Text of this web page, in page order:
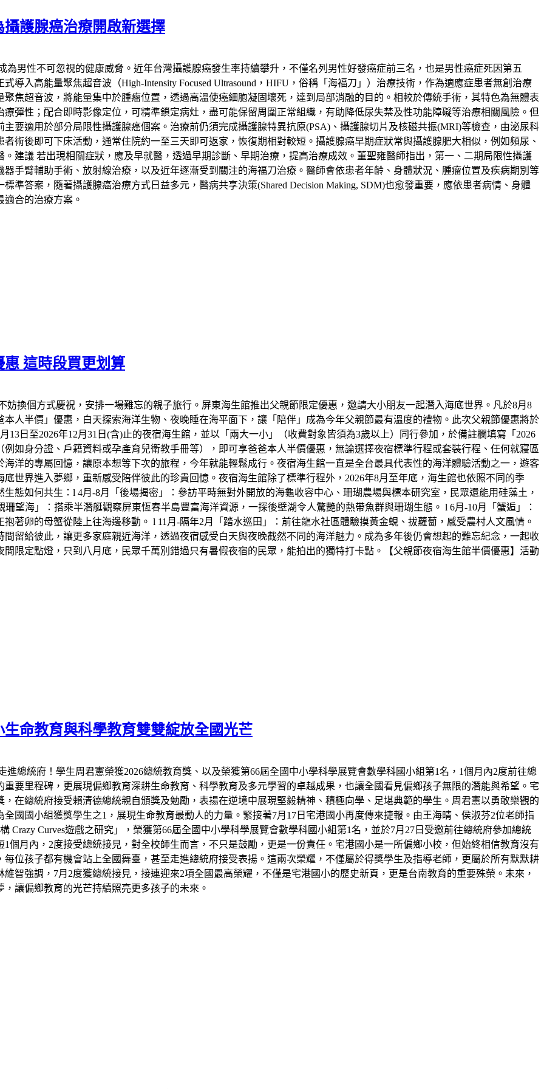
護腺癌治療開啟新選擇
男性不可忽視的健康威脅。近年台灣攝護腺癌發生率持續攀升，不僅名列男性好發癌症前三名，也是男性癌症死因第五
導入高能量聚焦超音波（High-Intensity Focused Ultrasound，HIFU，俗稱「海福刀」）治療技術，作為適應症患者無創治療
焦超音波，將能量集中於腫瘤位置，透過高溫使癌細胞凝固壞死，達到局部消融的目的。相較於傳統手術，其特色為無體表
彈性；配合即時影像定位，可精準鎖定病灶，盡可能保留周圍正常組織，有助降低尿失禁及性功能障礙等治療相關風險。但
要適用於部分局限性攝護腺癌個案。治療前仍須完成攝護腺特異抗原(PSA)、攝護腺切片及核磁共振(MRI)等檢查，由泌尿科
術後即可下床活動，通常住院約一至三天即可返家，恢復期相對較短。攝護腺癌早期症狀常與攝護腺肥大相似，例如頻尿、
建議 若出現相關症狀，應及早就醫，透過早期診斷、早期治療，提高治療成效。董聖雍醫師指出，第一、二期局限性攝護
手臂輔助手術、放射線治療，以及近年逐漸受到關注的海福刀治療。醫師會依患者年齡、身體狀況、腫瘤位置及疾病期別等
準答案，隨著攝護腺癌治療方式日益多元，醫病共享決策(Shared Decision Making, SDM)也愈發重要，應依患者病情、身體
合的治療方案。
這時段買更划算
換個方式慶祝，安排一場難忘的親子旅行。屏東海生館推出父親節限定優惠，邀請大小朋友一起潛入海底世界。凡於8月8
人半價」優惠，白天探索海洋生物、夜晚睡在海平面下，讓「陪伴」成為今年父親節最有溫度的禮物。此次父親節優惠將於
13日至2026年12月31日(含)止的夜宿海生館，並以「兩大一小」（收費對象皆須為3歲以上）同行參加，於備註欄填寫「2026
如身分證、戶籍資料或孕產育兒衛教手冊等），即可享爸爸本人半價優惠，無論選擇夜宿標準行程或套裝行程、任何就寢區
洋的專屬回憶，讓原本想等下次的旅程，今年就能輕鬆成行。夜宿海生館一直是全台最具代表性的海洋體驗活動之一，遊客
世界進入夢鄉，重新感受陪伴彼此的珍貴回憶。夜宿海生館除了標準行程外，2026年8月至年底，海生館也依照不同的季
態如何共生：l 4月-8月「後場揭密」：參訪平時無對外開放的海龜收容中心、珊瑚農場與標本研究室，民眾還能用硅藻土，
望海」：搭乘半潛艇觀察屏東恆春半島豐富海洋資源，一探後壁湖令人驚艷的熱帶魚群與珊瑚生態。 l 6月-10月「蟹逅」：
著卵的母蟹從陸上往海邊移動。 l 11月-隔年2月「踏水巡田」：前往龍水社區體驗摸黃金蜆、拔蘿蔔，感受農村人文風情。
留給彼此，讓更多家庭親近海洋，透過夜宿感受白天與夜晚截然不同的海洋魅力。成為多年後仍會想起的難忘紀念，一起收
限定點燈，只到八月底，民眾千萬別錯過只有暑假夜宿的民眾，能拍出的獨特打卡點。【父親節夜宿海生館半價優惠】活動
命教育與科學教育雙雙綻放全國光芒
總統府！學生周君憲榮獲2026總統教育獎、以及榮獲第66屆全國中小學科學展覽會數學科國小組第1名，1個月內2度前往總
要里程碑，更展現偏鄉教育深耕生命教育、科學教育及多元學習的卓越成果，也讓全國看見偏鄉孩子無限的潛能與希望。宅
在總統府接受賴清德總統親自頒獎及勉勵，表揚在逆境中展現堅毅精神、積極向學、足堪典範的學生。周君憲以勇敢樂觀的
國國小組獲獎學生之1，展現生命教育最動人的力量。緊接著7月17日宅港國小再度傳來捷報。由王海晴、侯淑芬2位老師指
Crazy Curves遊戲之研究」，榮獲第66屆全國中小學科學展覽會數學科國小組第1名，並於7月27日受邀前往總統府參加總統
個月內，2度接受總統接見，對全校師生而言，不只是鼓勵，更是一份責任。宅港國小是一所偏鄉小校，但始終相信教育沒有
位孩子都有機會站上全國舞臺，甚至走進總統府接受表揚。這兩次榮耀，不僅屬於得獎學生及指導老師，更屬於所有默默耕
智強調，7月2度獲總統接見，接連迎來2項全國最高榮耀，不僅是宅港國小的歷史新頁，更是台南教育的重要殊榮。未來，
讓偏鄉教育的光芒持續照亮更多孩子的未來。